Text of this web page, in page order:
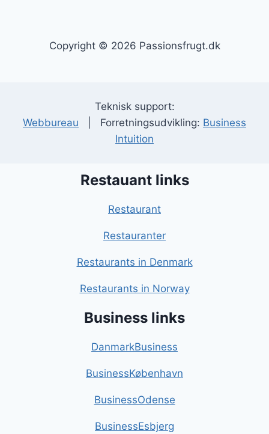
Copyright © 2026 Passionsfrugt.dk
Teknisk support:
Webbureau | Forretningsudvikling: Business
Intuition
Restauant links
Restaurant
Restauranter
Restaurants in Denmark
Restaurants in Norway
Business links
DanmarkBusiness
BusinessKøbenhavn
BusinessOdense
BusinessEsbjerg